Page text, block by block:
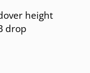
height
drop